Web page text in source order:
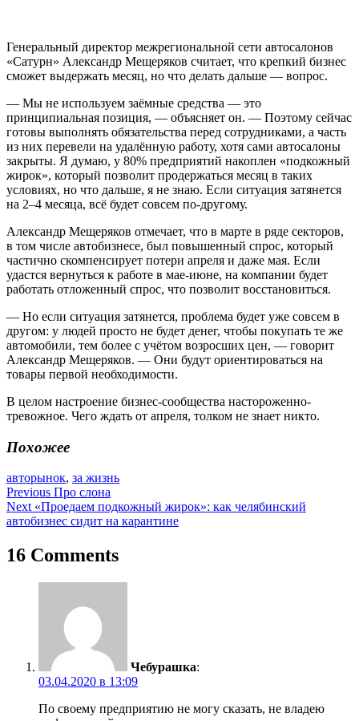
Генеральный директор межрегиональной сети автосалонов
«Сатурн» Александр Мещеряков считает, что крепкий бизнес
сможет выдержать месяц, но что делать дальше — вопрос.
— Мы не используем заёмные средства — это
принципиальная позиция, — объясняет он. — Поэтому сейчас
готовы выполнять обязательства перед сотрудниками, а часть
из них перевели на удалённую работу, хотя сами автосалоны
закрыты. Я думаю, у 80% предприятий накоплен «подкожный
жирок», который позволит продержаться месяц в таких
условиях, но что дальше, я не знаю. Если ситуация затянется
на 2–4 месяца, всё будет совсем по-другому.
Александр Мещеряков отмечает, что в марте в ряде секторов,
в том числе автобизнесе, был повышенный спрос, который
частично скомпенсирует потери апреля и даже мая. Если
удастся вернуться к работе в мае-июне, на компании будет
работать отложенный спрос, что позволит восстановиться.
— Но если ситуация затянется, проблема будет уже совсем в
другом: у людей просто не будет денег, чтобы покупать те же
автомобили, тем более с учётом возросших цен, — говорит
Александр Мещеряков. — Они будут ориентироваться на
товары первой необходимости.
В целом настроение бизнес-сообщества настороженно-
тревожное. Чего ждать от апреля, толком не знает никто.
Похожее
авторынок, за жизнь
Навигация
по
Previous Про слона
Next «Проедаем подкожный жирок»: как челябинский
автобизнес сидит на карантине
16 Comments
Чебурашка:
03.04.2020 в 13:09
По своему предприятию не могу сказать, не владею